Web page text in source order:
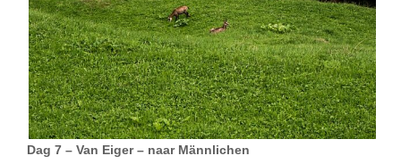
Dag 7 – Van Eiger – naar Männlichen